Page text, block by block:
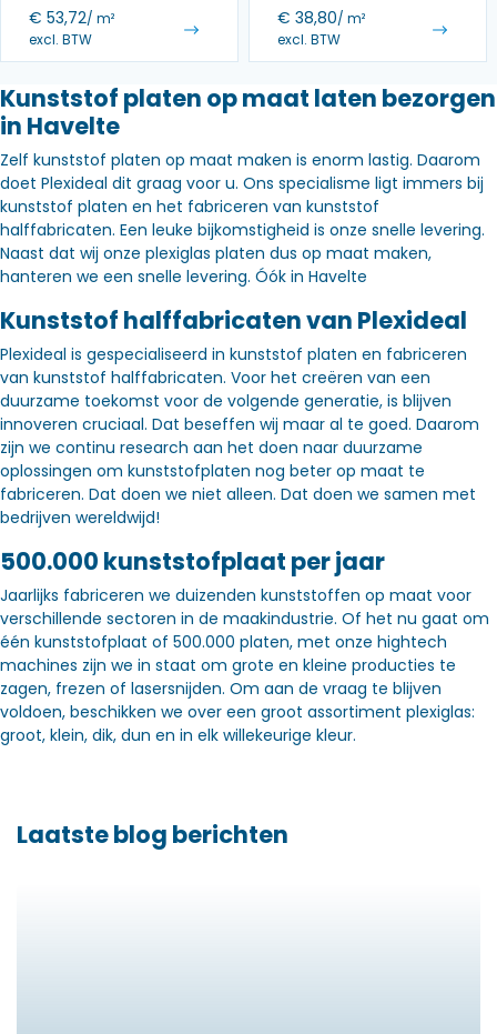
€ 53,72/ m²
excl. BTW
€ 38,80/ m²
excl. BTW
Kunststof platen op maat laten bezorgen
in Havelte
Zelf kunststof platen op maat maken is enorm lastig. Daarom
doet Plexideal dit graag voor u. Ons specialisme ligt immers bij
kunststof platen en het fabriceren van kunststof
halffabricaten. Een leuke bijkomstigheid is onze snelle levering.
Naast dat wij onze plexiglas platen dus op maat maken,
hanteren we een snelle levering. Óók in Havelte
Kunststof halffabricaten van Plexideal
Plexideal is gespecialiseerd in kunststof platen en fabriceren
van kunststof halffabricaten. Voor het creëren van een
duurzame toekomst voor de volgende generatie, is blijven
innoveren cruciaal. Dat beseffen wij maar al te goed. Daarom
zijn we continu research aan het doen naar duurzame
oplossingen om kunststofplaten nog beter op maat te
fabriceren. Dat doen we niet alleen. Dat doen we samen met
bedrijven wereldwijd!
500.000 kunststofplaat per jaar
Jaarlijks fabriceren we duizenden kunststoffen op maat voor
verschillende sectoren in de maakindustrie. Of het nu gaat om
één kunststofplaat of 500.000 platen, met onze hightech
machines zijn we in staat om grote en kleine producties te
zagen, frezen of lasersnijden. Om aan de vraag te blijven
voldoen, beschikken we over een groot assortiment plexiglas:
groot, klein, dik, dun en in elk willekeurige kleur.
Laatste blog berichten